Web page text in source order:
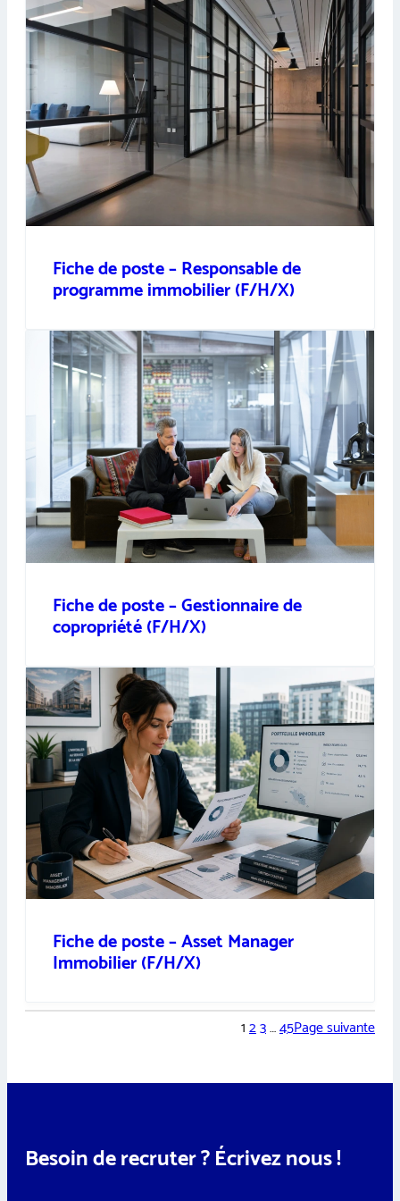
Fiche de poste – Responsable de
programme immobilier (F/H/X)
Fiche de poste – Gestionnaire de
copropriété (F/H/X)
Fiche de poste – Asset Manager
Immobilier (F/H/X)
123…45Page suivante
Besoin de recruter ? Écrivez nous !